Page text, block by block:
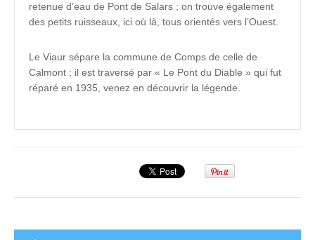
retenue d’eau de Pont de Salars ; on trouve également
des petits ruisseaux, ici où là, tous orientés vers l’Ouest.
Le Viaur sépare la commune de Comps de celle de
Calmont ; il est traversé par « Le Pont du Diable » qui fut
réparé en 1935, venez en découvrir la légende.